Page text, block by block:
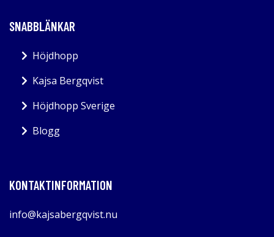
SNABBLÄNKAR
Höjdhopp
Kajsa Bergqvist
Höjdhopp Sverige
Blogg
KONTAKTINFORMATION
info@kajsabergqvist.nu